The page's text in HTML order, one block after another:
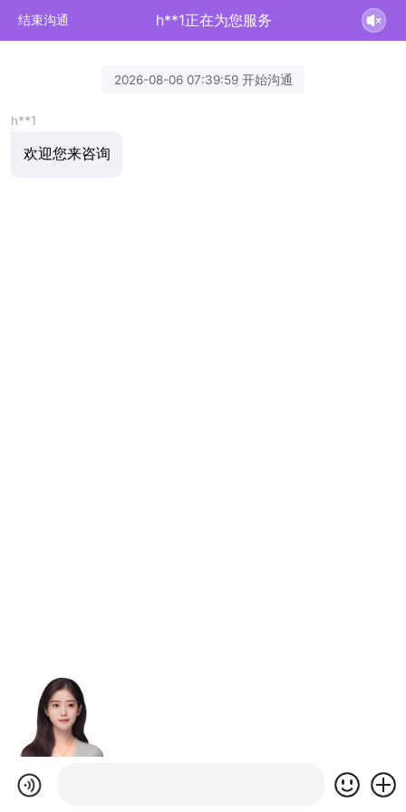
结束沟通 h**1正在为您服务
2026-08-06 07:39:59 开始沟通
h**1
欢迎您来咨询